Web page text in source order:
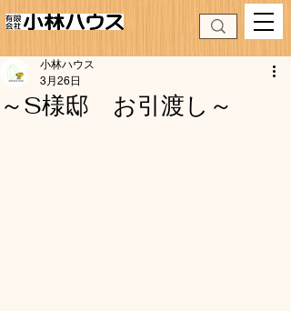
～S様邸 お引渡し～
小林ハウス
3月26日